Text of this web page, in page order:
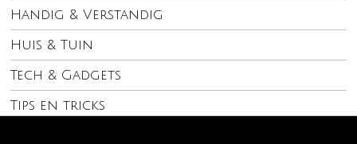
Handig & Verstandig
Huis & Tuin
Tech & Gadgets
Tips en tricks